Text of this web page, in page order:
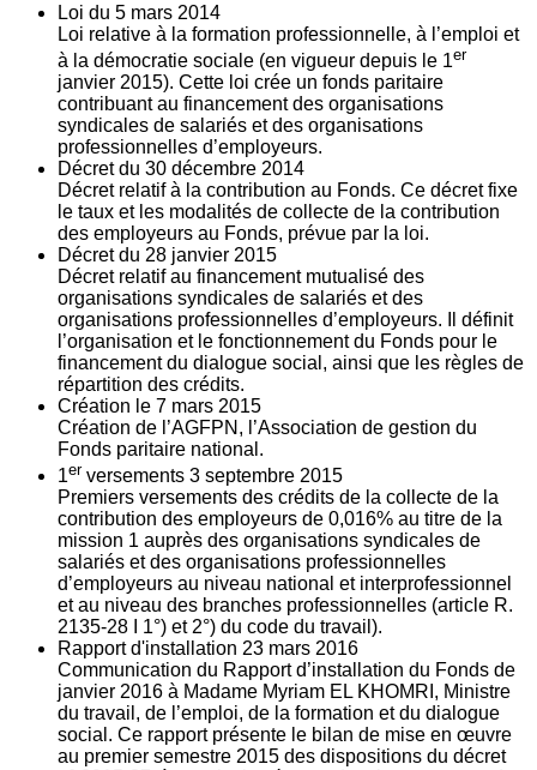
Loi du 5 mars 2014
Loi relative à la formation professionnelle, à l’emploi et
à la démocratie sociale (en vigueur depuis le 1er
janvier 2015). Cette loi crée un fonds paritaire
contribuant au financement des organisations
syndicales de salariés et des organisations
professionnelles d’employeurs.
Décret du 30 décembre 2014
Décret relatif à la contribution au Fonds. Ce décret fixe
le taux et les modalités de collecte de la contribution
des employeurs au Fonds, prévue par la loi.
Décret du 28 janvier 2015
Décret relatif au financement mutualisé des
organisations syndicales de salariés et des
organisations professionnelles d’employeurs. Il définit
l’organisation et le fonctionnement du Fonds pour le
financement du dialogue social, ainsi que les règles de
répartition des crédits.
Création le 7 mars 2015
Création de l’AGFPN, l’Association de gestion du
Fonds paritaire national.
1er versements 3 septembre 2015
Premiers versements des crédits de la collecte de la
contribution des employeurs de 0,016% au titre de la
mission 1 auprès des organisations syndicales de
salariés et des organisations professionnelles
d’employeurs au niveau national et interprofessionnel
et au niveau des branches professionnelles (article R.
2135‐28 I 1°) et 2°) du code du travail).
Rapport d'installation 23 mars 2016
Communication du Rapport d’installation du Fonds de
janvier 2016 à Madame Myriam EL KHOMRI, Ministre
du travail, de l’emploi, de la formation et du dialogue
social. Ce rapport présente le bilan de mise en œuvre
au premier semestre 2015 des dispositions du décret